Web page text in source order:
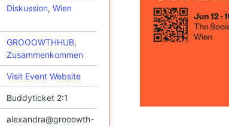
K
Diskussion, Wien
GROOOWTHHUB,
Zusammenkommen
Visit Event Website
Buddyticket 2:1
alexandra@grooowth-